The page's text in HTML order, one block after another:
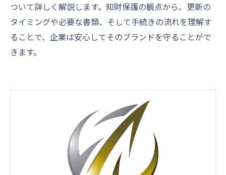
ついて詳しく解説します。知財保護の観点から、更新の
タイミングや必要な書類、そして手続きの流れを理解す
ることで、企業は安心してそのブランドを守ることがで
きます。